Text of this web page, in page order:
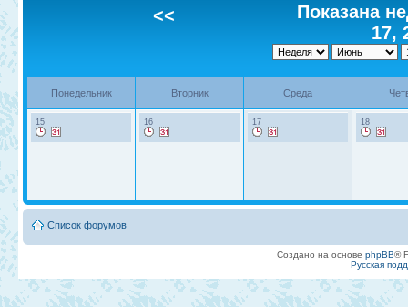
<<
Показана
17,
Понедельник Вторник Среда
15 16 17 18
Список форумов
Создано на основе phpBB®
Русская